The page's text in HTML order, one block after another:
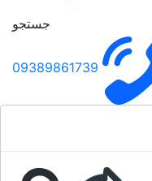
جستجو
09389861739